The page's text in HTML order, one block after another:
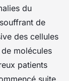
du
de
des cellules
molécules
patients